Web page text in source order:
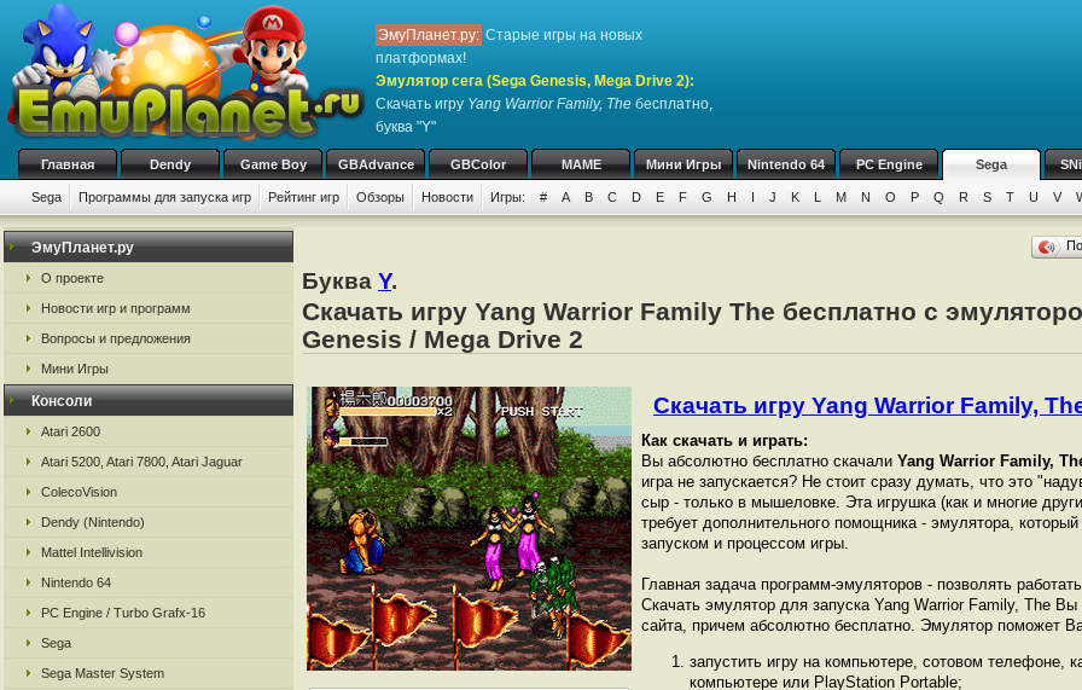
ЭмуПланет.ру: Старые игры на новых
платформах!
Эмулятор сега (Sega Genesis, Mega Drive 2):
Скачать игру Yang Warrior Family, The бесплатно,
буква "Y"
Главная Dendy Game Boy GBAdvance GBColor MAME Мини Игры Nintendo 64 PC Engine Sega
Sega Программы для запуска игр Рейтинг игр Обзоры Новости Игры: # A B C D E F G H I J K L M N O P Q R S T U V
ЭмуПланет.ру
О проекте
Новости игр и программ
Вопросы и предложения
Мини Игры
Консоли
Atari 2600
Atari 5200, Atari 7800, Atari Jaguar
ColecoVision
Dendy (Nintendo)
Mattel Intellivision
Nintendo 64
PC Engine / Turbo Grafx-16
Sega
Sega Master System
Буква Y.
Скачать игру Yang Warrior Family The бесплатно с
Genesis / Mega Drive 2
Скачать игру Yang Warrior Family,
Как скачать и играть:
Вы абсолютно бесплатно скачали Yang Warrior Family,
игра не запускается? Не стоит сразу думать, что это
сыр - только в мышеловке. Эта игрушка (как и многие
требует дополнительного помощника - эмулятора,
запуском и процессом игры.
Главная задача программ-эмуляторов - позволять
Скачать эмулятор для запуска Yang Warrior Family, The
сайта, причем абсолютно бесплатно. Эмулятор поможет
запустить игру на компьютере, сотовом телефоне,
компьютере или PlayStation Portable;